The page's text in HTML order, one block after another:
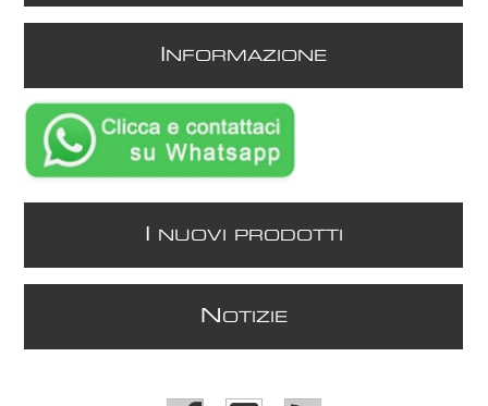
NFORMAZIONE
NUOVI PRODOTTI
N OTIZIE